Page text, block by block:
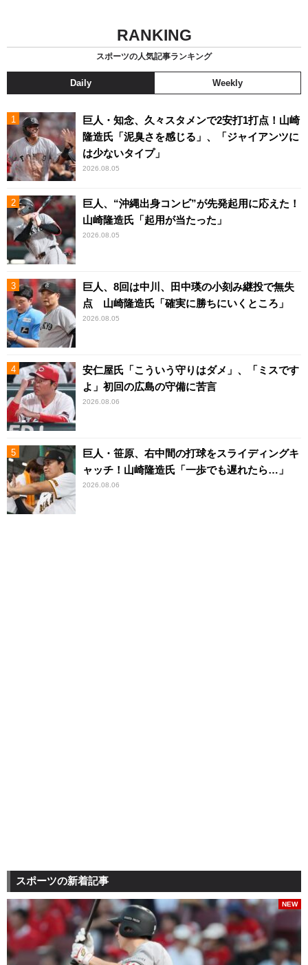
RANKING
スポーツの人気記事ランキング
Daily Weekly
巨人・知念、久々スタメンで2安打1打点！山崎
隆造氏「泥臭さを感じる」、「ジャイアンツに
は少ないタイプ」
2026.08.05
巨人、“沖縄出身コンビ”が先発起用に応えた！
山崎隆造氏「起用が当たった」
2026.08.05
巨人、8回は中川、田中瑛の小刻み継投で無失
点 山崎隆造氏「確実に勝ちにいくところ」
2026.08.05
安仁屋氏「こういう守りはダメ」、「ミスです
よ」初回の広島の守備に苦言
2026.08.06
巨人・笹原、右中間の打球をスライディングキ
ャッチ！山崎隆造氏「一歩でも遅れたら…」
2026.08.06
スポーツの新着記事
NEW